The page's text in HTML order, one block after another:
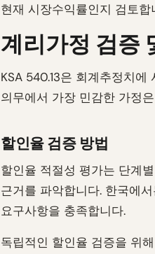
현재 시장수익률인지 검토합
계리가정 검증
KSA 540.13은 회계추정치
의무에서 가장 민감한 가정
할인율 검증 방법
할인율 적절성 평가는 단계
근거를 파악합니다. 한국에
요구사항을 충족합니다.
독립적인 할인율 검증을 위